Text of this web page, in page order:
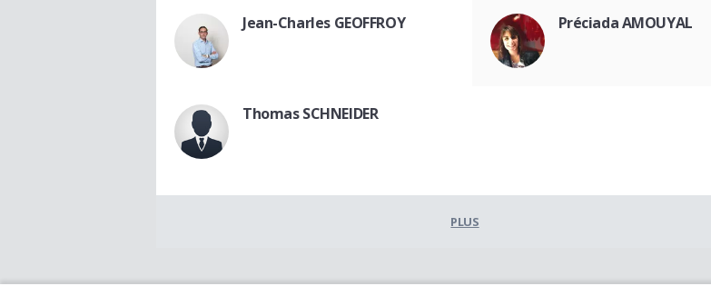
Jean-Charles GEOFFROY Préciada AMOUYAL
Thomas SCHNEIDER
PLUS